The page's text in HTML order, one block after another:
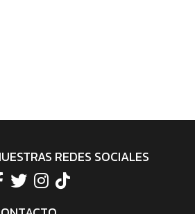
REDES SOCIALES